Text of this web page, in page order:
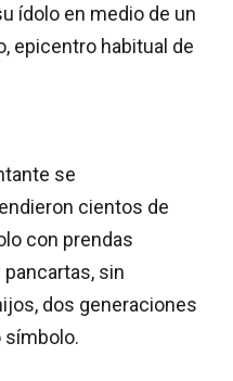
ídolo en medio de un
epicentro habitual de
se
cientos de
con prendas
pancartas, sin
dos generaciones
símbolo.